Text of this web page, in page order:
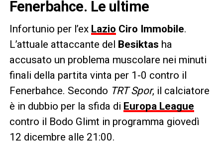
Fenerbahce. Le ultime
Infortunio per l’ex Lazio Ciro Immobile.
L’attuale attaccante del Besiktas ha
accusato un problema muscolare nei minuti
finali della partita vinta per 1-0 contro il
Fenerbahce. Secondo TRT Spor, il calciatore
è in dubbio per la sfida di Europa League
contro il Bodo Glimt in programma giovedì
12 dicembre alle 21:00.